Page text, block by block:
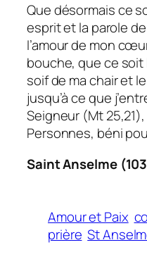
Que désormais ce
esprit et la parole
l’amour de mon
bouche, que ce soit
soif de ma chair et
jusqu’à ce que
Seigneur (Mt
Personnes, béni
Saint Anselme
Amour et Paix
prière St